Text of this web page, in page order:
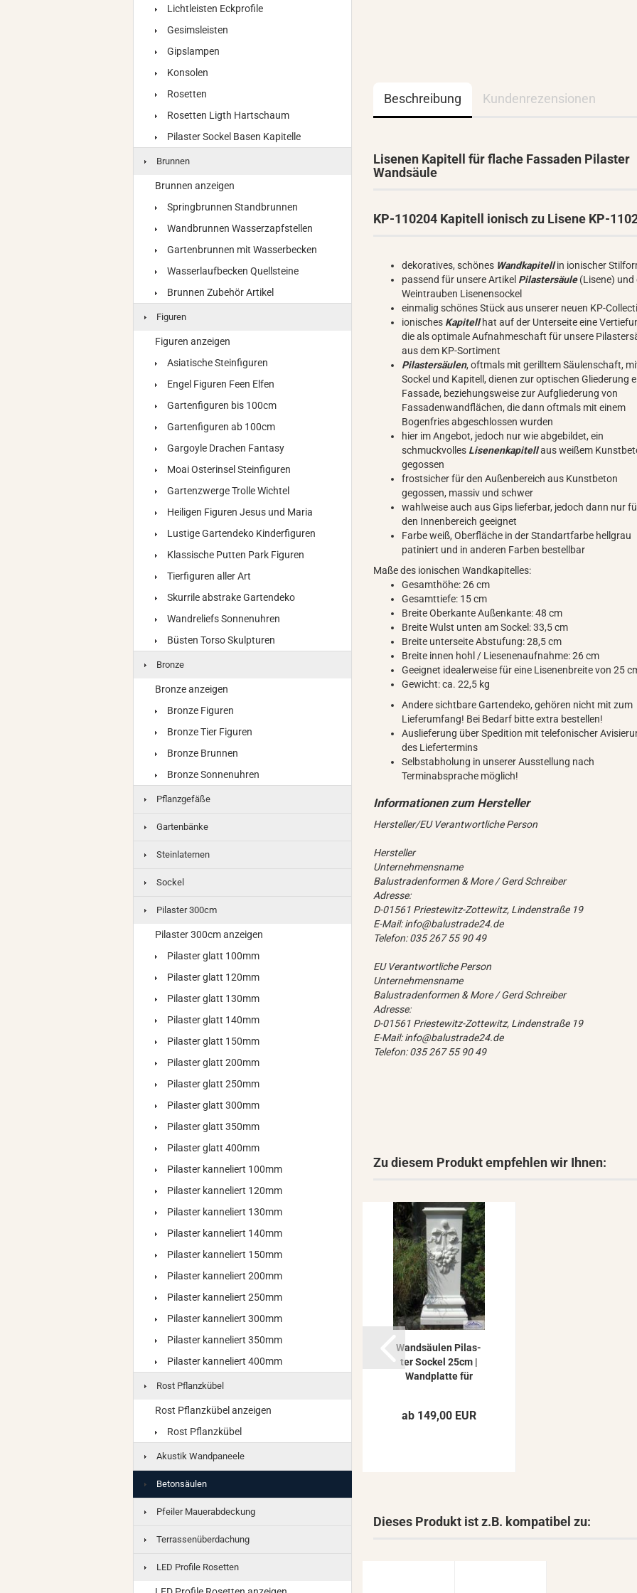
Beschreibung Kundenrezensionen
Lisenen Kapitell für flache Fassaden Pilaster
Wandsäule
KP-110204 Kapitell ionisch zu Lisene KP-
dekoratives, schönes Wandkapitellin ionischer
passend für unsere Artikel Pilastersäule(Lisene) und
Weintrauben Lisenensockel
einmalig schönes Stück aus unserer neuen KP-
ionisches Kapitellhat auf der Unterseite eine
die als optimale Aufnahmeschaft für unsere
aus dem KP-Sortiment
Pilastersäulen, oftmals mit gerilltem Säulenschaft,
Sockel und Kapitell, dienen zur optischen Gliederung
Fassade, beziehungsweise zur Aufgliederung von
Fassadenwandflächen, die dann oftmals mit einem
Bogenfries abgeschlossen wurden
hier im Angebot, jedoch nur wie abgebildet, ein
schmuckvolles Lisenenkapitellaus weißem
gegossen
frostsicher für den Außenbereich aus Kunstbeton
gegossen, massiv und schwer
wahlweise auch aus Gips lieferbar, jedoch dann nur
den Innenbereich geeignet
Farbe weiß, Oberfläche in der Standartfarbe hellgrau
patiniert und in anderen Farben bestellbar
Maße des ionischen Wandkapitelles:
Gesamthöhe: 26 cm
Gesamttiefe: 15 cm
Breite Oberkante Außenkante: 48 cm
Breite Wulst unten am Sockel: 33,5 cm
Breite unterseite Abstufung: 28,5 cm
Breite innen hohl / Liesenenaufnahme: 26 cm
Geeignet idealerweise für eine Lisenenbreite von 25
Gewicht: ca. 22,5 kg
Andere sichtbare Gartendeko, gehören nicht mit zum
Lieferumfang! Bei Bedarf bitte extra bestellen!
Auslieferung über Spedition mit telefonischer
des Liefertermins
Selbstabholung in unserer Ausstellung nach
Terminabsprache möglich!
Hersteller/EU Verantwortliche Person
Hersteller
Unternehmensname
Balustradenformen & More / Gerd Schreiber
Adresse:
D-01561 Priestewitz-Zottewitz, Lindenstraße 19
E-Mail: info@balustrade24.de
Telefon: 035 267 55 90 49
EU Verantwortliche Person
Unternehmensname
Balustradenformen & More / Gerd Schreiber
Adresse:
D-01561 Priestewitz-Zottewitz, Lindenstraße 19
E-Mail: info@balustrade24.de
Telefon: 035 267 55 90 49
Zu diesem Produkt empfehlen wir Ihnen:
Wand­säu­len Pi­las­
ter So­ckel 25cm |
Wand­plat­te für
ab 149,00 EUR
Dieses Produkt ist z.B. kompatibel zu:
Lichtleisten Eckprofile
Gesimsleisten
Gipslampen
Konsolen
Rosetten
Rosetten Ligth Hartschaum
Pilaster Sockel Basen Kapitelle
Brunnen
Brunnen anzeigen
Springbrunnen Standbrunnen
Wandbrunnen Wasserzapfstellen
Gartenbrunnen mit Wasserbecken
Wasserlaufbecken Quellsteine
Brunnen Zubehör Artikel
Figuren
Figuren anzeigen
Asiatische Steinfiguren
Engel Figuren Feen Elfen
Gartenfiguren bis 100cm
Gartenfiguren ab 100cm
Gargoyle Drachen Fantasy
Moai Osterinsel Steinfiguren
Gartenzwerge Trolle Wichtel
Heiligen Figuren Jesus und Maria
Lustige Gartendeko Kinderfiguren
Klassische Putten Park Figuren
Tierfiguren aller Art
Skurrile abstrake Gartendeko
Wandreliefs Sonnenuhren
Büsten Torso Skulpturen
Bronze
Bronze anzeigen
Bronze Figuren
Bronze Tier Figuren
Bronze Brunnen
Bronze Sonnenuhren
Pflanzgefäße
Gartenbänke
Steinlaternen
Sockel
Pilaster 300cm
Pilaster 300cm anzeigen
Pilaster glatt 100mm
Pilaster glatt 120mm
Pilaster glatt 130mm
Pilaster glatt 140mm
Pilaster glatt 150mm
Pilaster glatt 200mm
Pilaster glatt 250mm
Pilaster glatt 300mm
Pilaster glatt 350mm
Pilaster glatt 400mm
Pilaster kanneliert 100mm
Pilaster kanneliert 120mm
Pilaster kanneliert 130mm
Pilaster kanneliert 140mm
Pilaster kanneliert 150mm
Pilaster kanneliert 200mm
Pilaster kanneliert 250mm
Pilaster kanneliert 300mm
Pilaster kanneliert 350mm
Pilaster kanneliert 400mm
Rost Pflanzkübel
Rost Pflanzkübel anzeigen
Rost Pflanzkübel
Akustik Wandpaneele
Betonsäulen
Pfeiler Mauerabdeckung
Terrassenüberdachung
LED Profile Rosetten